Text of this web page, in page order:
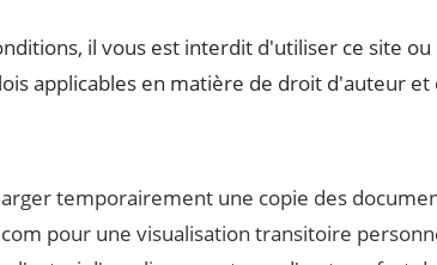
il vous est interdit d'utiliser ce site
applicables en matière de droit d'auteur
temporairement une copie des
pour une visualisation transitoire